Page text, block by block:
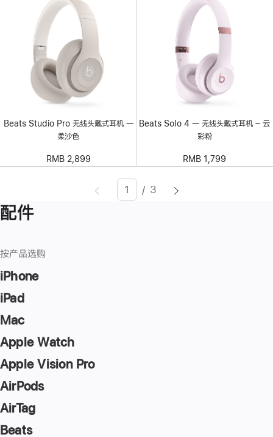
Beats Studio Pro 无线头戴式耳机 —
柔沙色
RMB 2,899
Beats Solo 4 — 无线头戴式耳机 – 云
彩粉
RMB 1,799
页 Enter
/ 3
配件
按产品选购
iPhone
iPad
Mac
Apple Watch
Apple Vision Pro
AirPods
AirTag
Beats